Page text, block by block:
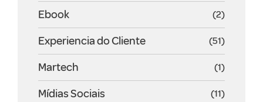
Ebook (2)
Experiencia do Cliente (51)
Martech (1)
Mídias Sociais (11)